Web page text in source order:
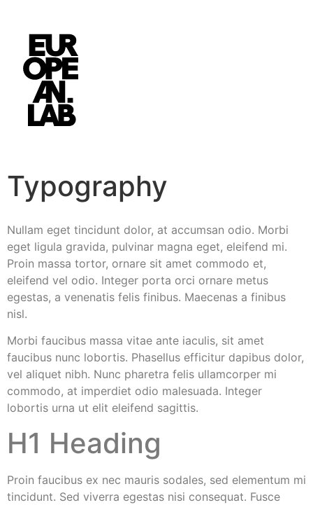
Typography
Nullam eget tincidunt dolor, at accumsan odio. Morbi
eget ligula gravida, pulvinar magna eget, eleifend mi.
Proin massa tortor, ornare sit amet commodo et,
eleifend vel odio. Integer porta orci ornare metus
egestas, a venenatis felis finibus. Maecenas a finibus
nisl.
Morbi faucibus massa vitae ante iaculis, sit amet
faucibus nunc lobortis. Phasellus efficitur dapibus dolor,
vel aliquet nibh. Nunc pharetra felis ullamcorper mi
commodo, at imperdiet odio malesuada. Integer
lobortis urna ut elit eleifend sagittis.
H1 Heading
Proin faucibus ex nec mauris sodales, sed elementum mi
tincidunt. Sed viverra egestas nisi consequat. Fusce